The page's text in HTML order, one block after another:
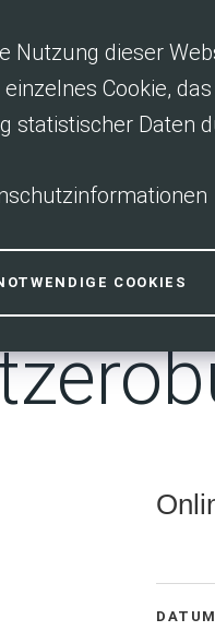
Nutzung dieser
Cookie,
statistischer Daten
COOKIES